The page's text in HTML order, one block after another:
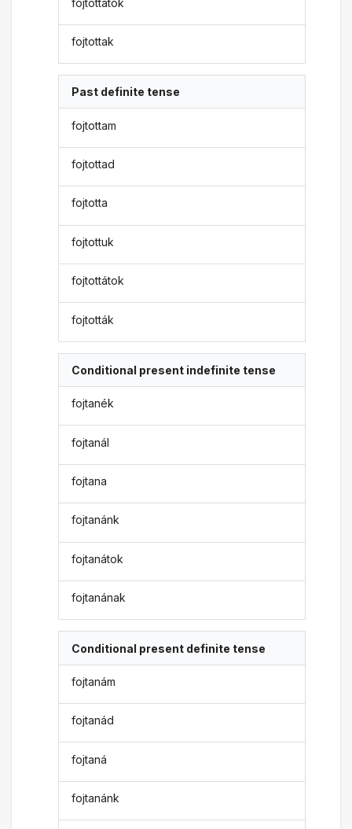
fojtottak
Past definite tense
fojtottam
fojtottad
fojtotta
fojtottuk
fojtottátok
fojtották
Conditional present indefinite tense
fojtanék
fojtanál
fojtana
fojtanánk
fojtanátok
fojtanának
Conditional present definite tense
fojtanám
fojtanád
fojtaná
fojtanánk